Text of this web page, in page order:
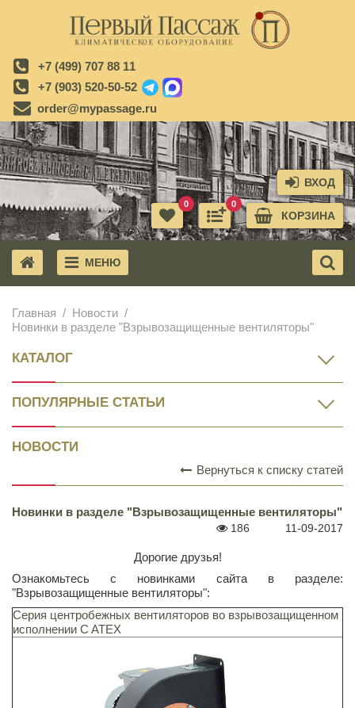
+7 (499) 707 88 11
+7 (903) 520-50-52
order@mypassage.ru
ВХОД
КОРЗИНА
0
0
МЕНЮ
Главная
Новости
Новинки в разделе "Взрывозащищенные вентиляторы"
КАТАЛОГ
ПОПУЛЯРНЫЕ СТАТЬИ
НОВОСТИ
Вернуться к списку статей
Новинки в разделе "Взрывозащищенные вентиляторы"
186 11-09-2017
Дорогие друзья!
Ознакомьтесь с новинками сайта в разделе:
"Взрывозащищенные вентиляторы":
Серия центробежных вентиляторов во взрывозащищенном
исполнении C ATEX